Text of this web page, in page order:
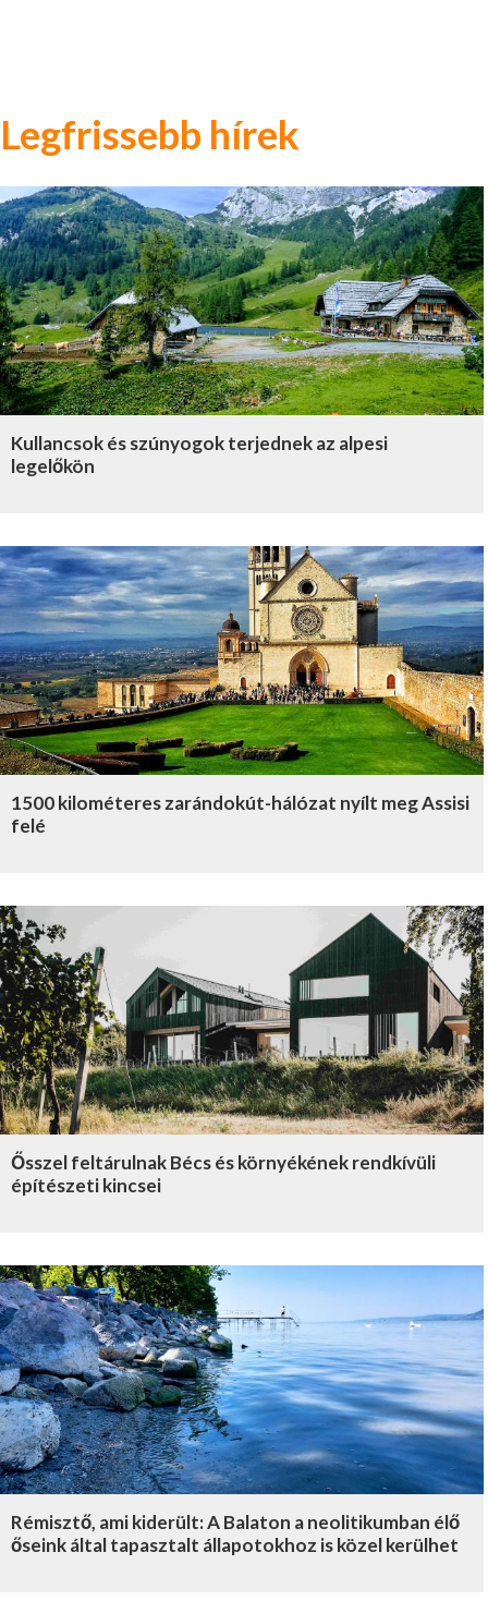
Legfrissebb hírek
Kullancsok és szúnyogok terjednek az alpesi
legelőkön
1500 kilométeres zarándokút-hálózat nyílt meg Assisi
felé
Ősszel feltárulnak Bécs és környékének rendkívüli
építészeti kincsei
Rémisztő, ami kiderült: A Balaton a neolitikumban élő
őseink által tapasztalt állapotokhoz is közel kerülhet